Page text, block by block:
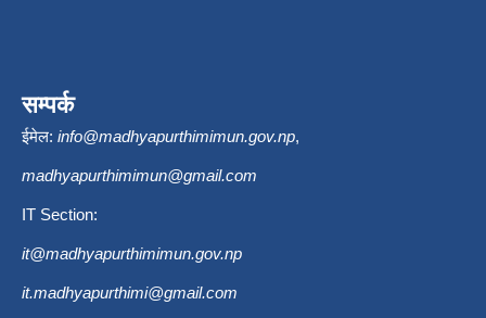
सम्पर्क
ईमेल: info@madhyapurthimimun.gov.np,
madhyapurthimimun@gmail.com
IT Section:
it@madhyapurthimimun.gov.np
it.madhyapurthimi@gmail.com